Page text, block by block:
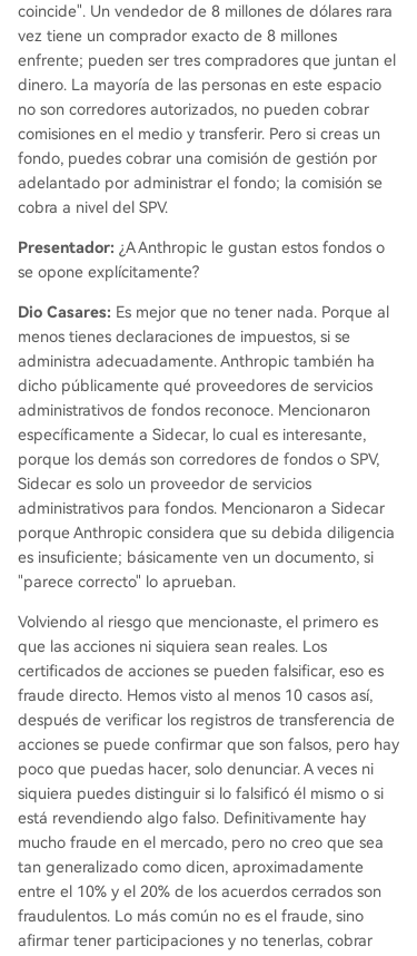
coincide". Un vendedor de 8 millones de dólares rara
vez tiene un comprador exacto de 8 millones
enfrente; pueden ser tres compradores que juntan el
dinero. La mayoría de las personas en este espacio
no son corredores autorizados, no pueden cobrar
comisiones en el medio y transferir. Pero si creas un
fondo, puedes cobrar una comisión de gestión por
adelantado por administrar el fondo; la comisión se
cobra a nivel del SPV.
Presentador: ¿A Anthropic le gustan estos fondos o
se opone explícitamente?
Dio Casares: Es mejor que no tener nada. Porque al
menos tienes declaraciones de impuestos, si se
administra adecuadamente. Anthropic también ha
dicho públicamente qué proveedores de servicios
administrativos de fondos reconoce. Mencionaron
específicamente a Sidecar, lo cual es interesante,
porque los demás son corredores de fondos o SPV,
Sidecar es solo un proveedor de servicios
administrativos para fondos. Mencionaron a Sidecar
porque Anthropic considera que su debida diligencia
es insuficiente; básicamente ven un documento, si
"parece correcto" lo aprueban.
Volviendo al riesgo que mencionaste, el primero es
que las acciones ni siquiera sean reales. Los
certificados de acciones se pueden falsificar, eso es
fraude directo. Hemos visto al menos 10 casos así,
después de verificar los registros de transferencia de
acciones se puede confirmar que son falsos, pero hay
poco que puedas hacer, solo denunciar. A veces ni
siquiera puedes distinguir si lo falsificó él mismo o si
está revendiendo algo falso. Definitivamente hay
mucho fraude en el mercado, pero no creo que sea
tan generalizado como dicen, aproximadamente
entre el 10% y el 20% de los acuerdos cerrados son
fraudulentos. Lo más común no es el fraude, sino
afirmar tener participaciones y no tenerlas, cobrar